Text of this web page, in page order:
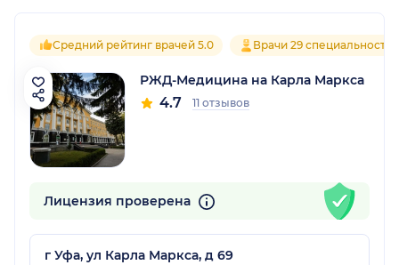
Средний рейтинг врачей 5.0 Врачи 29 специальностей
РЖД-Медицина на Карла Маркса
4.7 11 отзывов
Лицензия проверена
г Уфа, ул Карла Маркса, д 69